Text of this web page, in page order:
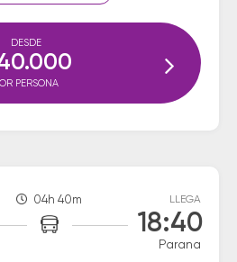
DESDE
PERSONA
04h 40m LLEGA
18:40
Parana